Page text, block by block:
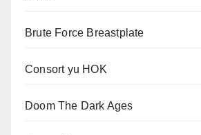
Brute Force Breastplate
Consort yu HOK
Doom The Dark Ages